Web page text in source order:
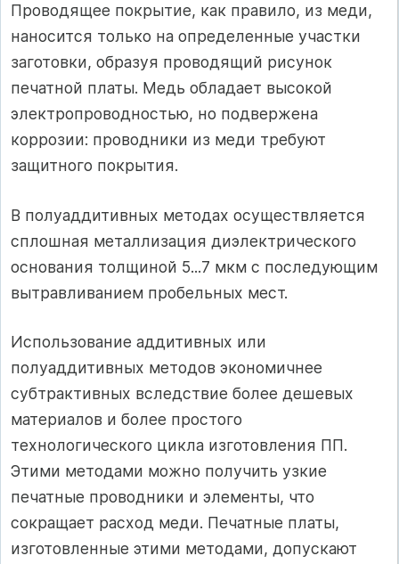
Проводящее покрытие, как правило, из меди,
наносится только на определенные участки
заготовки, образуя проводящий рисунок
печатной платы. Медь обладает высокой
электропроводностью, но подвержена
коррозии: проводники из меди требуют
защитного покрытия.
В полуаддитивных методах осуществляется
сплошная металлизация диэлектрического
основания толщиной 5...7 мкм с последующим
вытравливанием пробельных мест.
Использование аддитивных или
полуаддитивных методов экономичнее
субтрактивных вследствие более дешевых
материалов и более простого
технологического цикла изготовления ПП.
Этими методами можно получить узкие
печатные проводники и элементы, что
сокращает расход меди. Печатные платы,
изготовленные этими методами, допускают